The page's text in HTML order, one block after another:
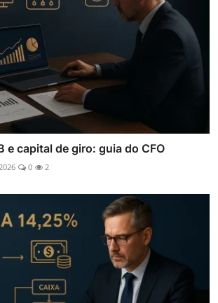
e capital de giro: guia do CFO
0 2